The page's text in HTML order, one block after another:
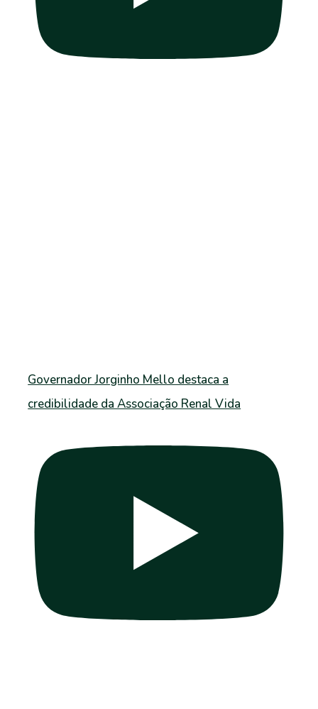
Governador Jorginho Mello destaca a
credibilidade da Associação Renal Vida